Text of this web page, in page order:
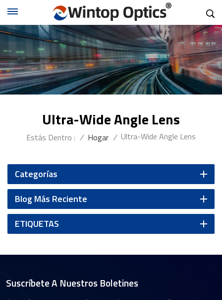
Ultra-Wide Angle Lens
Estás Dentro : / Hogar / Ultra-Wide Angle Lens
Categorías
Blog Más Reciente
ETIQUETAS
Suscríbete A Nuestros Boletines